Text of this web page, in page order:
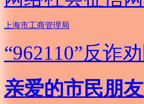
上海市工商管理局
“962110”反诈
亲爱的市民朋